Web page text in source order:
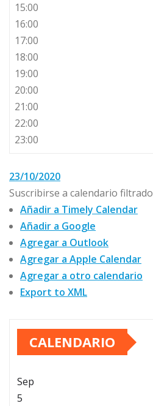
15:00
16:00
17:00
18:00
19:00
20:00
21:00
22:00
23:00
23/10/2020
Suscribirse a calendario filtrado
Añadir a Timely Calendar
Añadir a Google
Agregar a Outlook
Agregar a Apple Calendar
Agregar a otro calendario
Export to XML
CALENDARIO
Sep
5